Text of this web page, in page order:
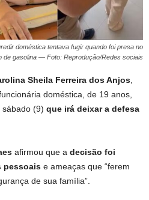
doméstica tentava fugir quando foi presa no
de gasolina — Foto: Reprodução/Redes sociais
Sheila Ferreira dos Anjos
doméstica, de 19 anos,
(9) que irá deixar a defesa
afirmou que a decisão foi
pessoais e ameaças que “ferem
de sua família”.